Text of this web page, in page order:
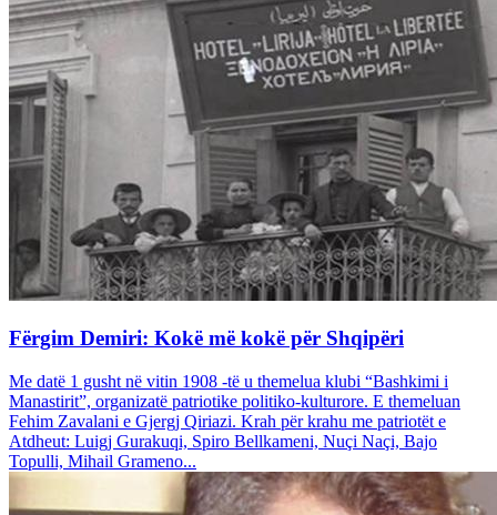
Fërgim Demiri: Kokë më kokë për Shqipëri
Me datë 1 gusht në vitin 1908 -të u themelua klubi “Bashkimi i
Manastirit”, organizatë patriotike politiko-kulturore. E themeluan
Fehim Zavalani e Gjergj Qiriazi. Krah për krahu me patriotët e
Atdheut: Luigj Gurakuqi, Spiro Bellkameni, Nuçi Naçi, Bajo
Topulli, Mihail Grameno...